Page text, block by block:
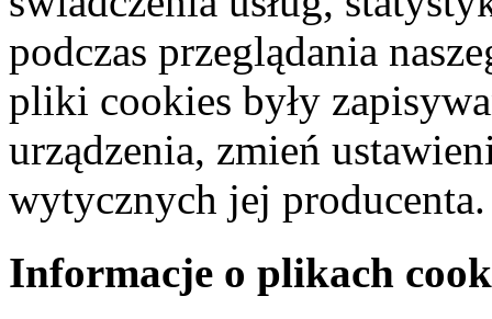
podczas przeglądania
pliki cookies były
urządzenia, zmień
wytycznych jej producenta.
Informacje o plikach